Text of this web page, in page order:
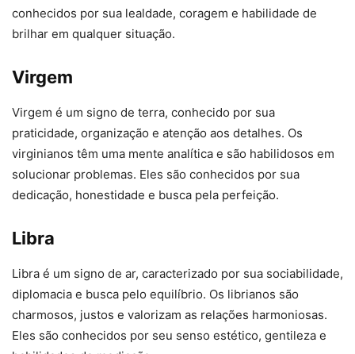
conhecidos por sua lealdade, coragem e habilidade de
brilhar em qualquer situação.
Virgem
Virgem é um signo de terra, conhecido por sua
praticidade, organização e atenção aos detalhes. Os
virginianos têm uma mente analítica e são habilidosos em
solucionar problemas. Eles são conhecidos por sua
dedicação, honestidade e busca pela perfeição.
Libra
Libra é um signo de ar, caracterizado por sua sociabilidade,
diplomacia e busca pelo equilíbrio. Os librianos são
charmosos, justos e valorizam as relações harmoniosas.
Eles são conhecidos por seu senso estético, gentileza e